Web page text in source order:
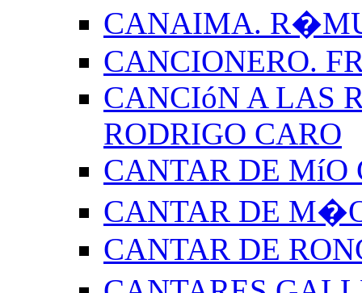
CANAIMA.
CANCIONERO.
CANCIóN A LAS
RODRIGO CARO
CANTAR DE MíO
CANTAR DE
CANTAR DE